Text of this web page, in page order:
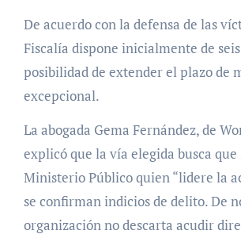
De acuerdo con la defensa de las
Fiscalía dispone inicialmente de
posibilidad de extender el plazo de
excepcional.
La abogada Gema Fernández, de
explicó que la vía elegida busca
Ministerio Público quien “lidere la
se confirman indicios de delito. De
organización no descarta acudir